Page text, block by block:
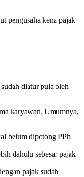
pengusaha kena pajak
diatur pula oleh
karyawan. Umumnya,
belum dipotong PPh
dahulu sebesar pajak
pajak sudah